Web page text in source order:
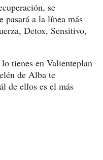
se
pasará a la línea más
Detox, Sensitivo,
tienes en Valienteplan
de Alba te
de ellos es el más